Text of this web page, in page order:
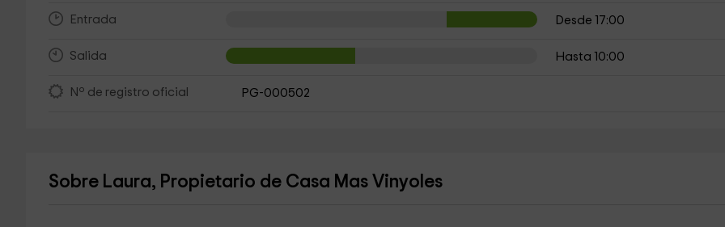
Entrada Desde 17:00
Salida Hasta 10:00
Nº de registro oficial PG-000502
Sobre Laura, Propietario de Casa Mas Vinyoles